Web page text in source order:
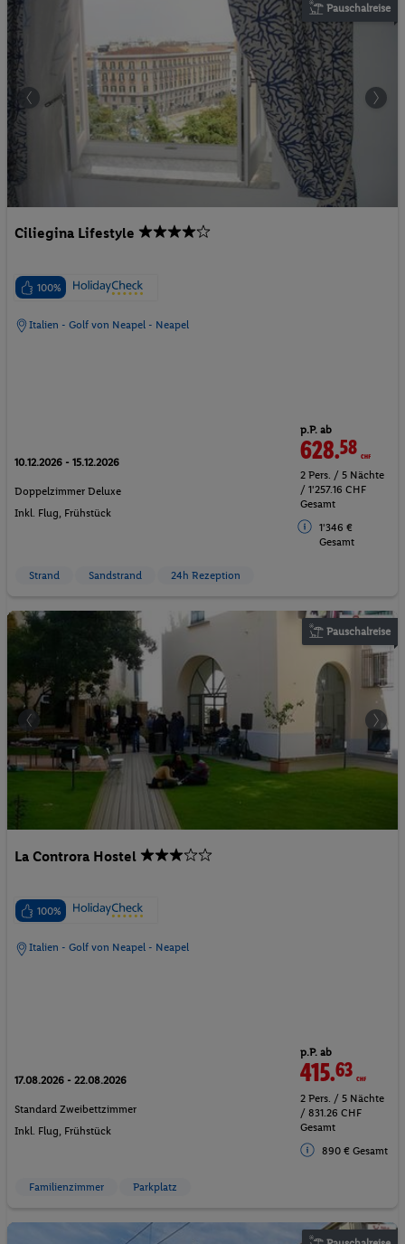
Pauschalreise
Ciliegina Lifestyle
100%
Italien - Golf von Neapel - Neapel
10.12.2026 - 15.12.2026
Doppelzimmer Deluxe
Inkl. Flug, Frühstück
p.P. ab
628.58CHF
2 Pers. / 5 Nächte
/ 1'257.16 CHF
Gesamt
1'346 €
Gesamt
Strand Sandstrand 24h Rezeption
Pauschalreise
La Controra Hostel
100%
Italien - Golf von Neapel - Neapel
17.08.2026 - 22.08.2026
Standard Zweibettzimmer
Inkl. Flug, Frühstück
p.P. ab
415.63CHF
2 Pers. / 5 Nächte
/ 831.26 CHF
Gesamt
890 € Gesamt
Familienzimmer Parkplatz